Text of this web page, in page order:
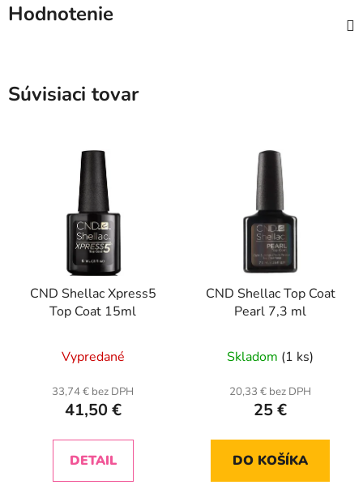
Hodnotenie
Súvisiaci tovar
CND Shellac Xpress5
Top Coat 15ml
Vypredané
33,74 € bez DPH
41,50 €
DETAIL
CND Shellac Top Coat
Pearl 7,3 ml
Skladom (1 ks)
20,33 € bez DPH
25 €
DO KOŠÍKA